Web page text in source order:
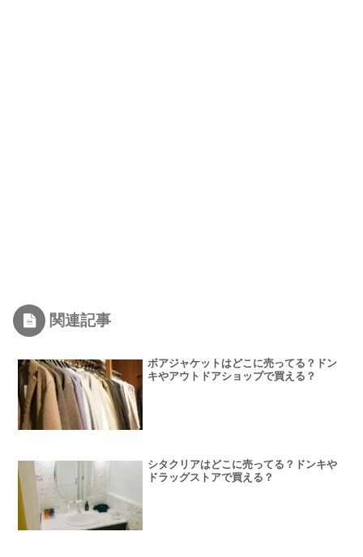
関連記事
ボアジャケットはどこに売ってる？ドン
キやアウトドアショップで買える？
シタクリアはどこに売ってる？ドンキや
ドラッグストアで買える？